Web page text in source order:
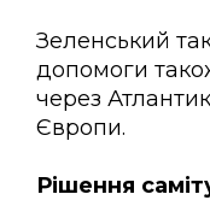
Зеленський
допомоги
через
Європи.
Рішення